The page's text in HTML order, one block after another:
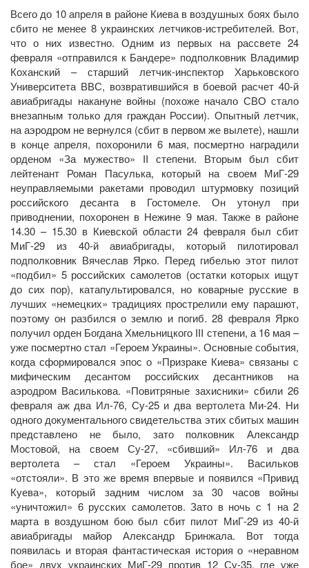
Всего до 10 апреля в районе Киева в воздушных боях было
сбито не менее 8 украинских летчиков-истребителей. Вот,
что о них известно. Одним из первых на рассвете 24
февраля «отправился к Бандере» подполковник Владимир
Коханский – старший летчик-инспектор Харьковского
Университета ВВС, возвратившийся в боевой расчет 40-й
авиабригады накануне войны (похоже начало СВО стало
внезапным только для граждан России). Опытный летчик,
на аэродром не вернулся (сбит в первом же вылете), нашли
в конце апреля, похоронили 6 мая, посмертно наградили
орденом «За мужество» II степени. Вторым был сбит
лейтенант Роман Пасулька, который на своем МиГ-29
неуправляемыми ракетами проводил штурмовку позиций
российского десанта в Гостомеле. Он утонул при
приводнении, похоронен в Нежине 9 мая. Также в районе
14.30 – 15.30 в Киевской области 24 февраля был сбит
МиГ-29 из 40-й авиабригады, который пилотировал
подполковник Вячеслав Ярко. Перед гибелью этот пилот
«подбил» 5 российских самолетов (остатки которых ищут
до сих пор), катапультировался, но коварные русские в
лучших «немецких» традициях прострелили ему парашют,
поэтому он разбился о землю и погиб. 28 февраля Ярко
получил орден Богдана Хмельницкого III степени, а 16 мая –
уже посмертно стал «Героем Украины». Основные события,
когда сформировался эпос о «Призраке Киева» связаны с
мифическим десантом российских десантников на
аэродром Василькова. «Повитряные захисники» сбили 26
февраля аж два Ил-76, Су-25 и два вертолета Ми-24. Ни
одного документального свидетельства этих сбитых машин
представлено не было, зато полковник Александр
Мостовой, на своем Су-27, «сбивший» Ил-76 и два
вертолета – стал «Героем Украины». Васильков
«отстояли». В это же время впервые и появился «Привид
Куева», который задним числом за 30 часов войны
«уничтожил» 6 русских самолетов. Зато в ночь с 1 на 2
марта в воздушном бою был сбит пилот МиГ-29 из 40-й
авиабригады майор Александр Бринжала. Вот тогда
появилась и вторая фантастическая история о «неравном
бое» двух украинских МиГ-29 против 12 Су-35, где уже